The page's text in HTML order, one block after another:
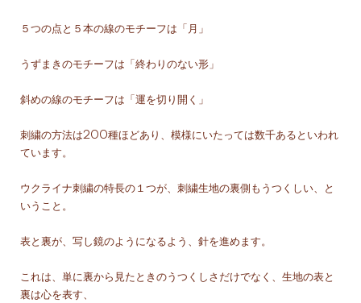
５つの点と５本の線のモチーフは「月」
うずまきのモチーフは「終わりのない形」
斜めの線のモチーフは「運を切り開く」
刺繍の方法は200種ほどあり、模様にいたっては数千あるといわれ
ています。
ウクライナ刺繍の特長の１つが、刺繍生地の裏側もうつくしい、と
いうこと。
表と裏が、写し鏡のようになるよう、針を進めます。
これは、単に裏から見たときのうつくしさだけでなく、生地の表と
裏は心を表す、